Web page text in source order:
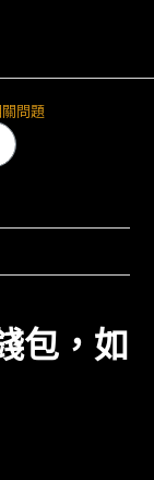
問題
包，如